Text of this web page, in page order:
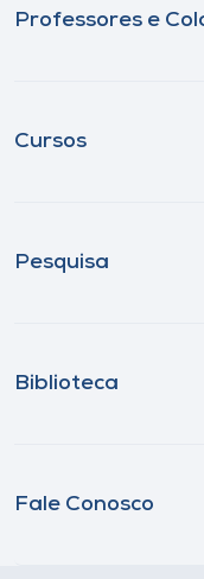
Professores e
Cursos
Pesquisa
Biblioteca
Fale Conosco